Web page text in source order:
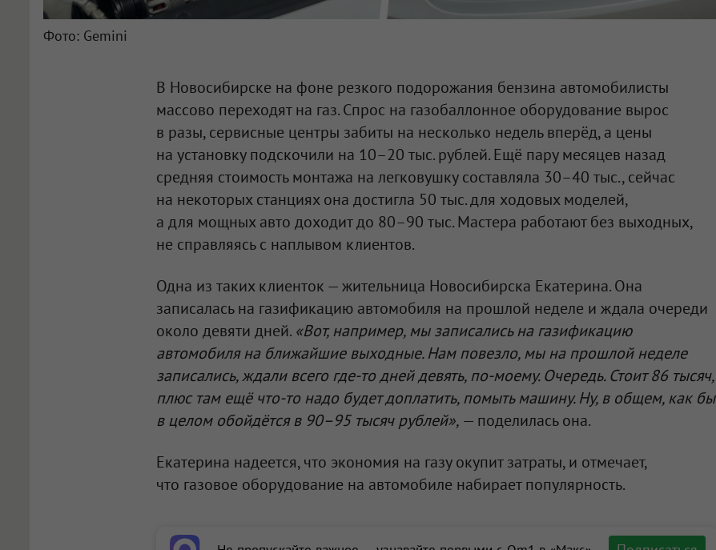
Фото: Gemini
В Новосибирске на фоне резкого подорожания бензина автомобилисты
массово переходят на газ. Спрос на газобаллонное оборудование вырос
в разы, сервисные центры забиты на несколько недель вперёд, а цены
на установку подскочили на 10–20 тыс. рублей. Ещё пару месяцев назад
средняя стоимость монтажа на легковушку составляла 30–40 тыс., сейчас
на некоторых станциях она достигла 50 тыс. для ходовых моделей,
а для мощных авто доходит до 80–90 тыс. Мастера работают без выходных,
не справляясь с наплывом клиентов.
Одна из таких клиенток — жительница Новосибирска Екатерина. Она
записалась на газификацию автомобиля на прошлой неделе и ждала очереди
около девяти дней. «Вот, например, мы записались на газификацию
автомобиля на ближайшие выходные. Нам повезло, мы на прошлой неделе
записались, ждали всего где-то дней девять, по‑моему. Очередь. Стоит 86 тысяч,
плюс там ещё что-то надо будет доплатить, помыть машину. Ну, в общем, как бы
в целом обойдётся в 90–95 тысяч рублей», — поделилась она.
Екатерина надеется, что экономия на газу окупит затраты, и отмечает,
что газовое оборудование на автомобиле набирает популярность.